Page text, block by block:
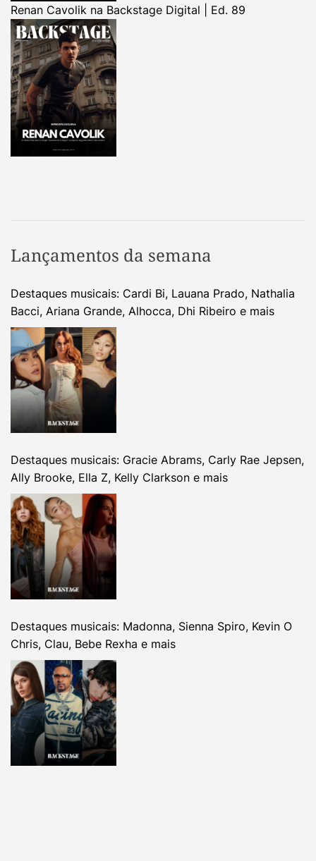
Renan Cavolik na Backstage Digital | Ed. 89
Lançamentos da semana
Destaques musicais: Cardi Bi, Lauana Prado, Nathalia
Bacci, Ariana Grande, Alhocca, Dhi Ribeiro e mais
Destaques musicais: Gracie Abrams, Carly Rae Jepsen,
Ally Brooke, Ella Z, Kelly Clarkson e mais
Destaques musicais: Madonna, Sienna Spiro, Kevin O
Chris, Clau, Bebe Rexha e mais